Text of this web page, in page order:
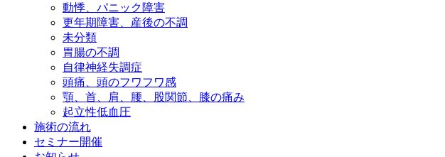
動悸、パニック障害
更年期障害、産後の不調
未分類
胃腸の不調
自律神経失調症
頭痛、頭のフワフワ感
顎、首、肩、腰、股関節、膝の痛み
起立性低血圧
施術の流れ
セミナー開催